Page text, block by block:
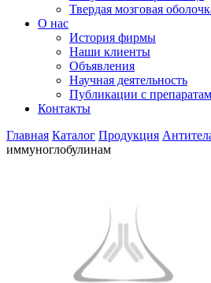
Твердая мозговая
О нас
История фирмы
Наши клиенты
Объявления
Научная деятельность
Публикации с
Контакты
Главная Каталог Продукция
иммуноглобулинам